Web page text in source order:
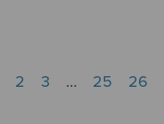
2 3 … 25 26